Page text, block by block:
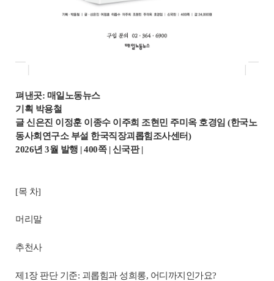
펴낸곳: 매일노동뉴스
기획 박용철
글 신은진 이정훈 이종수 이주희 조현민 주미옥 호경임 (한국노
동사회연구소 부설 한국직장괴롭힘조사센터)
2026년 3월 발행 | 400쪽 | 신국판 |
[목 차]
머리말
추천사
제1장 판단 기준: 괴롭힘과 성희롱, 어디까지인가요?